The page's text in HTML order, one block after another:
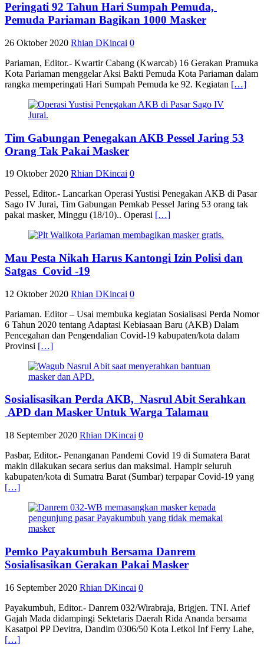
Peringati 92 Tahun Hari Sumpah Pemuda,
Pemuda Pariaman Bagikan 1000 Masker
26 Oktober 2020 Rhian DKincai 0
Pariaman, Editor.- Kwartir Cabang (Kwarcab) 16 Gerakan Pramuka
Kota Pariaman menggelar Aksi Bakti Pemuda Kota Pariaman dalam
rangka memperingati Hari Sumpah Pemuda ke 92. Kegiatan […]
Tim Gabungan Penegakan AKB Pessel Jaring 53
Orang Tak Pakai Masker
19 Oktober 2020 Rhian DKincai 0
Pessel, Editor.- Lancarkan Operasi Yustisi Penegakan AKB di Pasar
Sago IV Jurai, Tim Gabungan Pemkab Pessel Jaring 53 orang tak
pakai masker, Minggu (18/10).. Operasi […]
Mau Pesta Nikah Harus Kantongi Izin Polisi dan
Satgas Covid -19
12 Oktober 2020 Rhian DKincai 0
Pariaman. Editor – Usai membuka kegiatan Sosialisasi Perda Nomor
6 Tahun 2020 tentang Adaptasi Kebiasaan Baru (AKB) Dalam
Pencegahan dan Pengendalian Covid-19 kabupaten/kota dalam
Provinsi […]
Sosialisasikan Perda AKB, Nasrul Abit Serahkan
APD dan Masker Untuk Warga Talamau
18 September 2020 Rhian DKincai 0
Pasbar, Editor.- Penanganan Pandemi Covid 19 di Sumatera Barat
makin dilakukan secara serius dan maksimal. Hampir seluruh
kabupaten/kota di Sumatra Barat (Sumbar) terpapar Covid-19 yang
[…]
Pemko Payakumbuh Bersama Danrem
Sosialisasikan Gerakan Pakai Masker
16 September 2020 Rhian DKincai 0
Payakumbuh, Editor.- Danrem 032/Wirabraja, Brigjen. TNI. Arief
Gajah Mada didampingi Sektetaris Daerah Rida Ananda bersama
Kasatpol PP Devitra, Dandim 0306/50 Kota Letkol Inf Ferry Lahe,
[…]